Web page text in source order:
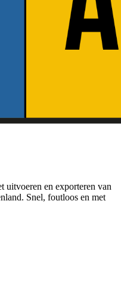
uitvoeren en exporteren van
Snel, foutloos en met